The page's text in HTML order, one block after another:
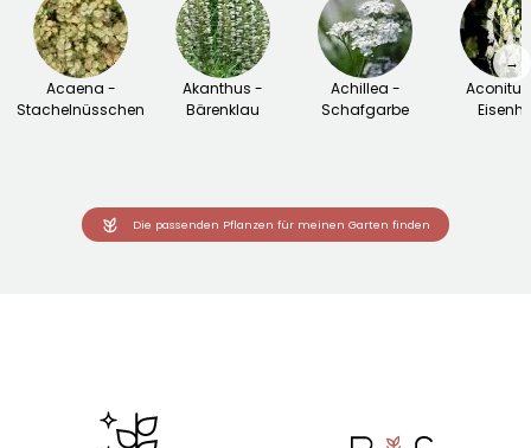
Acaena -
Stachelnüsschen
Akanthus -
Bärenklau
Achillea -
Schafgarbe
→
Die passenden Pflanzen für meinen Garten finden